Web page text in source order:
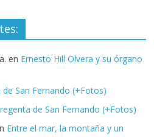
en Ernesto Hill Olvera y su órgano
de San Fernando (+Fotos)
de San Fernando (+Fotos)
Entre el mar, la montaña y un